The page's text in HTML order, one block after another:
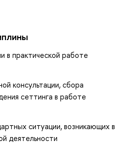
в практической работе
консультации, сбора
сеттинга в работе
ситуации, возникающих в
деятельности